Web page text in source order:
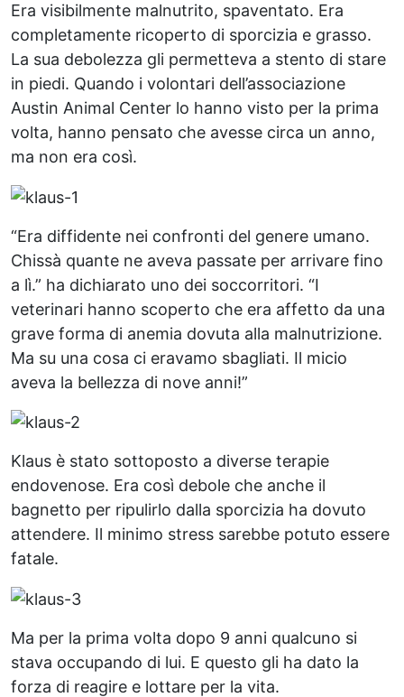
Era visibilmente malnutrito, spaventato. Era
completamente ricoperto di sporcizia e grasso.
La sua debolezza gli permetteva a stento di stare
in piedi. Quando i volontari dell’associazione
Austin Animal Center lo hanno visto per la prima
volta, hanno pensato che avesse circa un anno,
ma non era così.
“Era diffidente nei confronti del genere umano.
Chissà quante ne aveva passate per arrivare fino
a lì.” ha dichiarato uno dei soccorritori. “I
veterinari hanno scoperto che era affetto da una
grave forma di anemia dovuta alla malnutrizione.
Ma su una cosa ci eravamo sbagliati. Il micio
aveva la bellezza di nove anni!”
Klaus è stato sottoposto a diverse terapie
endovenose. Era così debole che anche il
bagnetto per ripulirlo dalla sporcizia ha dovuto
attendere. Il minimo stress sarebbe potuto essere
fatale.
Ma per la prima volta dopo 9 anni qualcuno si
stava occupando di lui. E questo gli ha dato la
forza di reagire e lottare per la vita.